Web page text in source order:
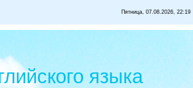
Пятница, 07.08.2026, 22:19
языка